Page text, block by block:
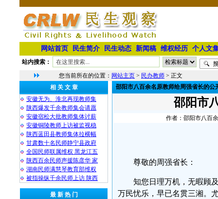
网站首页 民生简介 民生动态 新闻稿 维权经历 个人文
站内搜索：
您当前所在的位置： 网站主页 > 民办教师 > 正文
相 关 文 章
安徽无为、淮北再现教师集
陕西爆发千余教师集会请愿
安徽宿松大批教师集体讨薪
安徽铜陵教师上访被监视稳
陕西蓝田县教师集体拉横幅
甘肃数十名民师静宁县政府
全国民师联属维权 黑龙江五
陕西百余民师声援陈彦华 家
湖南民师满慧琴教育部维权
被指操纵千余民师上访 陕西
最 新 热 门
邵阳市八百余名原教师给周强省长的公
邵阳市
作者：邵阳市八百
尊敬的周强省长：
知您日理万机，无暇顾
万民忧乐，早已名贯三湘。